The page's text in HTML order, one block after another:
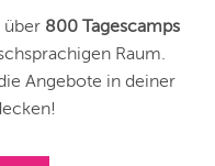
über 800 Tagescamps
Raum.
Angebote in deiner